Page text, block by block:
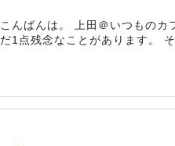
こんばんは。 上田＠いつものカ
だ1点残念なことがあります。